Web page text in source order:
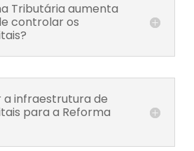
Tributária aumenta
controlar os
infraestrutura de
para a Reforma